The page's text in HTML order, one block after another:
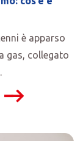
è apparso
gas, collegato